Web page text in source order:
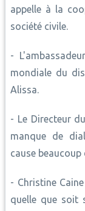
appelle à la
société civile.
-
mondiale du
Alissa.
- Le Directeur
manque de
cause
- Christine
quelle que soit